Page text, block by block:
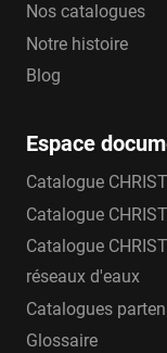
Nos catalogues
Notre histoire
Blog
Espace
Catalogue
Catalogue
Catalogue
réseaux d'eaux
Catalogues
Glossaire